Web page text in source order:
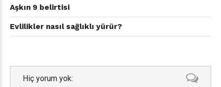
Aşkın 9 belirtisi
Evlilikler nasıl sağlıklı yürür?
Hiç yorum yok: